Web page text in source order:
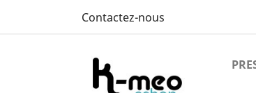
Contactez-nous